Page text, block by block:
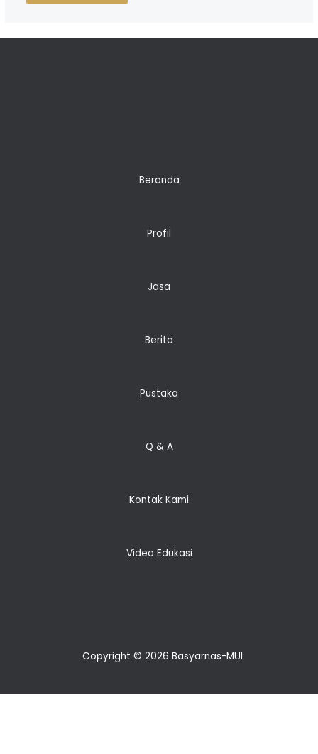
Beranda
Profil
Jasa
Berita
Pustaka
Q & A
Kontak Kami
Video Edukasi
Copyright © 2026 Basyarnas-MUI